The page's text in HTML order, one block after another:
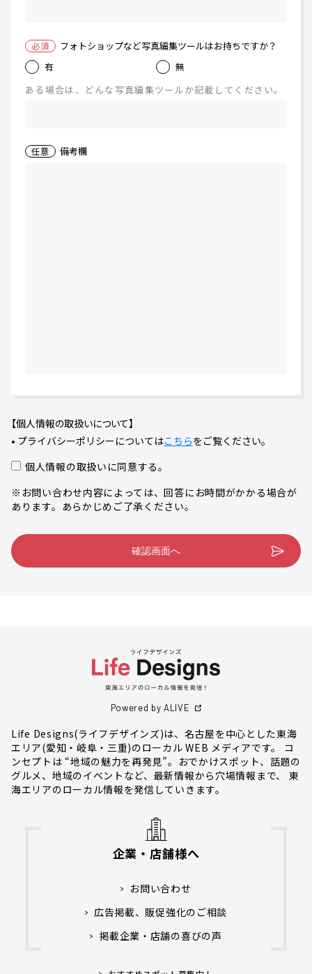
必須
フォトショップなど写真編集ツールはお持ちですか？
有
無
ある場合は、どんな写真編集ツールか記載してください。
任意 備考欄
【個人情報の取扱いについて】
• プライバシーポリシーについてはこちらをご覧ください。
個人情報の取扱いに同意する。
※お問い合わせ内容によっては、回答にお時間がかかる場合が
あります。あらかじめご了承ください。
確認画面へ
Powered by ALIVE
Life Designs(ライフデザインズ)は、名古屋を中心とした東海
エリア(愛知・岐阜・三重)のローカル WEB メディアです。 コ
ンセプトは “地域の魅力を再発見”。おでかけスポット、話題の
グルメ、地域のイベントなど、最新情報から穴場情報まで、 東
海エリアのローカル情報を発信していきます。
企業・店舗様へ
お問い合わせ
広告掲載、販促強化のご相談
掲載企業・店舗の喜びの声